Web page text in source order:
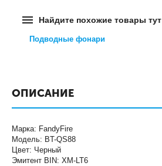
Найдите похожие товары тут
Подводные фонари
ОПИСАНИЕ
Марка: FandyFire
Модель: BT-QS88
Цвет: Черный
Эмитент BIN: XM-LT6